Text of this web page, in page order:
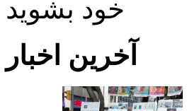
خود بشويد
آخرین اخبار